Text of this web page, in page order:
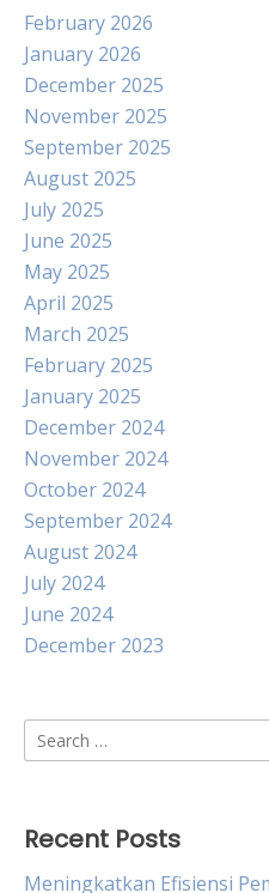
February 2026
January 2026
December 2025
November 2025
September 2025
August 2025
July 2025
June 2025
May 2025
April 2025
March 2025
February 2025
January 2025
December 2024
November 2024
October 2024
September 2024
August 2024
July 2024
June 2024
December 2023
Search
for:
Recent Posts
Meningkatkan Efisiensi